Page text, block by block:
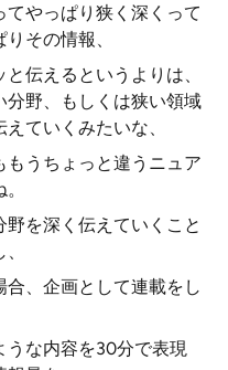
やっぱり狭く深くって
その情報、
伝えるというよりは、
分野、もしくは狭い領域
ていくみたいな、
うちょっと違うニュア
を深く伝えていくこと
、企画として連載をし
うな内容を30分で表現